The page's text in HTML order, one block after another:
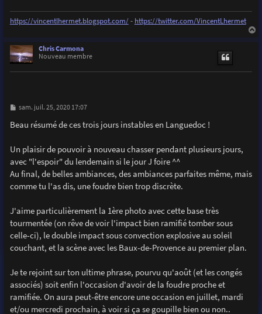
https://vincentlhermet.blogspot.com/- https://twitter.com/VincentLhermet
Chris Carmona
Nouveau membre
M
s
s
e
sam. juil. 25, 2020 17:07
Beau résumé de ces trois jours instables en Languedoc !
Un plaisir de pouvoir à nouveau chasser pendant plusieurs jours,
avec "l'espoir" du lendemain si le jour J foire ^^
Au final, de belles ambiances, des ambiances parfaites même, mais
comme tu l'as dis, une foudre bien trop discrète.
J'aime particulièrement la 1ère photo avec cette base très
tourmentée (on rêve de voir l'impact bien ramifié tomber sous
celle-ci), le double impact sous convection explosive au soleil
couchant, et la scène avec les Baux-de-Provence au premier plan.
Je te rejoint sur ton ultime phrase, pourvu qu'août (et les congés
associés) soit enfin l'occasion d'avoir de la foudre proche et
ramifiée. On aura peut-être encore une occasion en juillet, mardi
et/ou mercredi prochain, à voir si ça se goupille bien ou non..